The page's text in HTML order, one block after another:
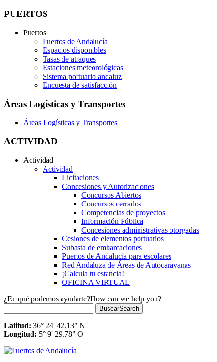
PUERTOS
Puertos
Puertos de Andalucía
Espacios disponibles
Tasas de atraques
Estaciones meteorológicas
Sistema portuario andaluz
Encuesta de satisfacción
Áreas Logísticas y Transportes
Áreas Logísticas y Transportes
ACTIVIDAD
Actividad
Actividad
Licitaciones
Concesiones y Autorizaciones
Concursos Abiertos
Concursos cerrados
Competencias de proyectos
Información Pública
Concesiones administrativas otorgadas
Cesiones de elementos portuarios
Subasta de embarcaciones
Puertos de Andalucía para escolares
Red Andaluza de Áreas de Autocaravanas
¡Calcula tu estancia!
OFICINA VIRTUAL
¿En qué podemos ayudarte?How can we help you?
BuscarSearch
Latitud: 36° 24' 42.13" N
Longitud: 5° 9' 29.78" O